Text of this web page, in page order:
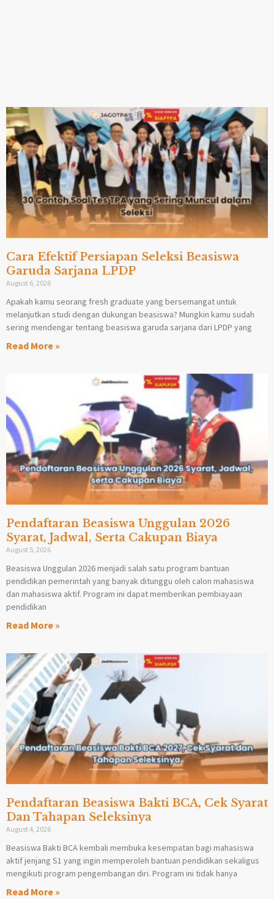
Cara Efektif Persiapan Seleksi Beasiswa
Garuda Sarjana LPDP
August 6, 2026
Apakah kamu seorang fresh graduate yang bersemangat untuk
melanjutkan studi dengan dukungan beasiswa? Mungkin kamu sudah
sering mendengar tentang beasiswa garuda sarjana dari LPDP yang
Read More »
Pendaftaran Beasiswa Unggulan 2026
Syarat, Jadwal, Serta Cakupan Biaya
August 5, 2026
Beasiswa Unggulan 2026 menjadi salah satu program bantuan
pendidikan pemerintah yang banyak ditunggu oleh calon mahasiswa
dan mahasiswa aktif. Program ini dapat memberikan pembiayaan
pendidikan
Read More »
Pendaftaran Beasiswa Bakti BCA, Cek Syarat
Dan Tahapan Seleksinya
August 4, 2026
Beasiswa Bakti BCA kembali membuka kesempatan bagi mahasiswa
aktif jenjang S1 yang ingin memperoleh bantuan pendidikan sekaligus
mengikuti program pengembangan diri. Program ini tidak hanya
Read More »